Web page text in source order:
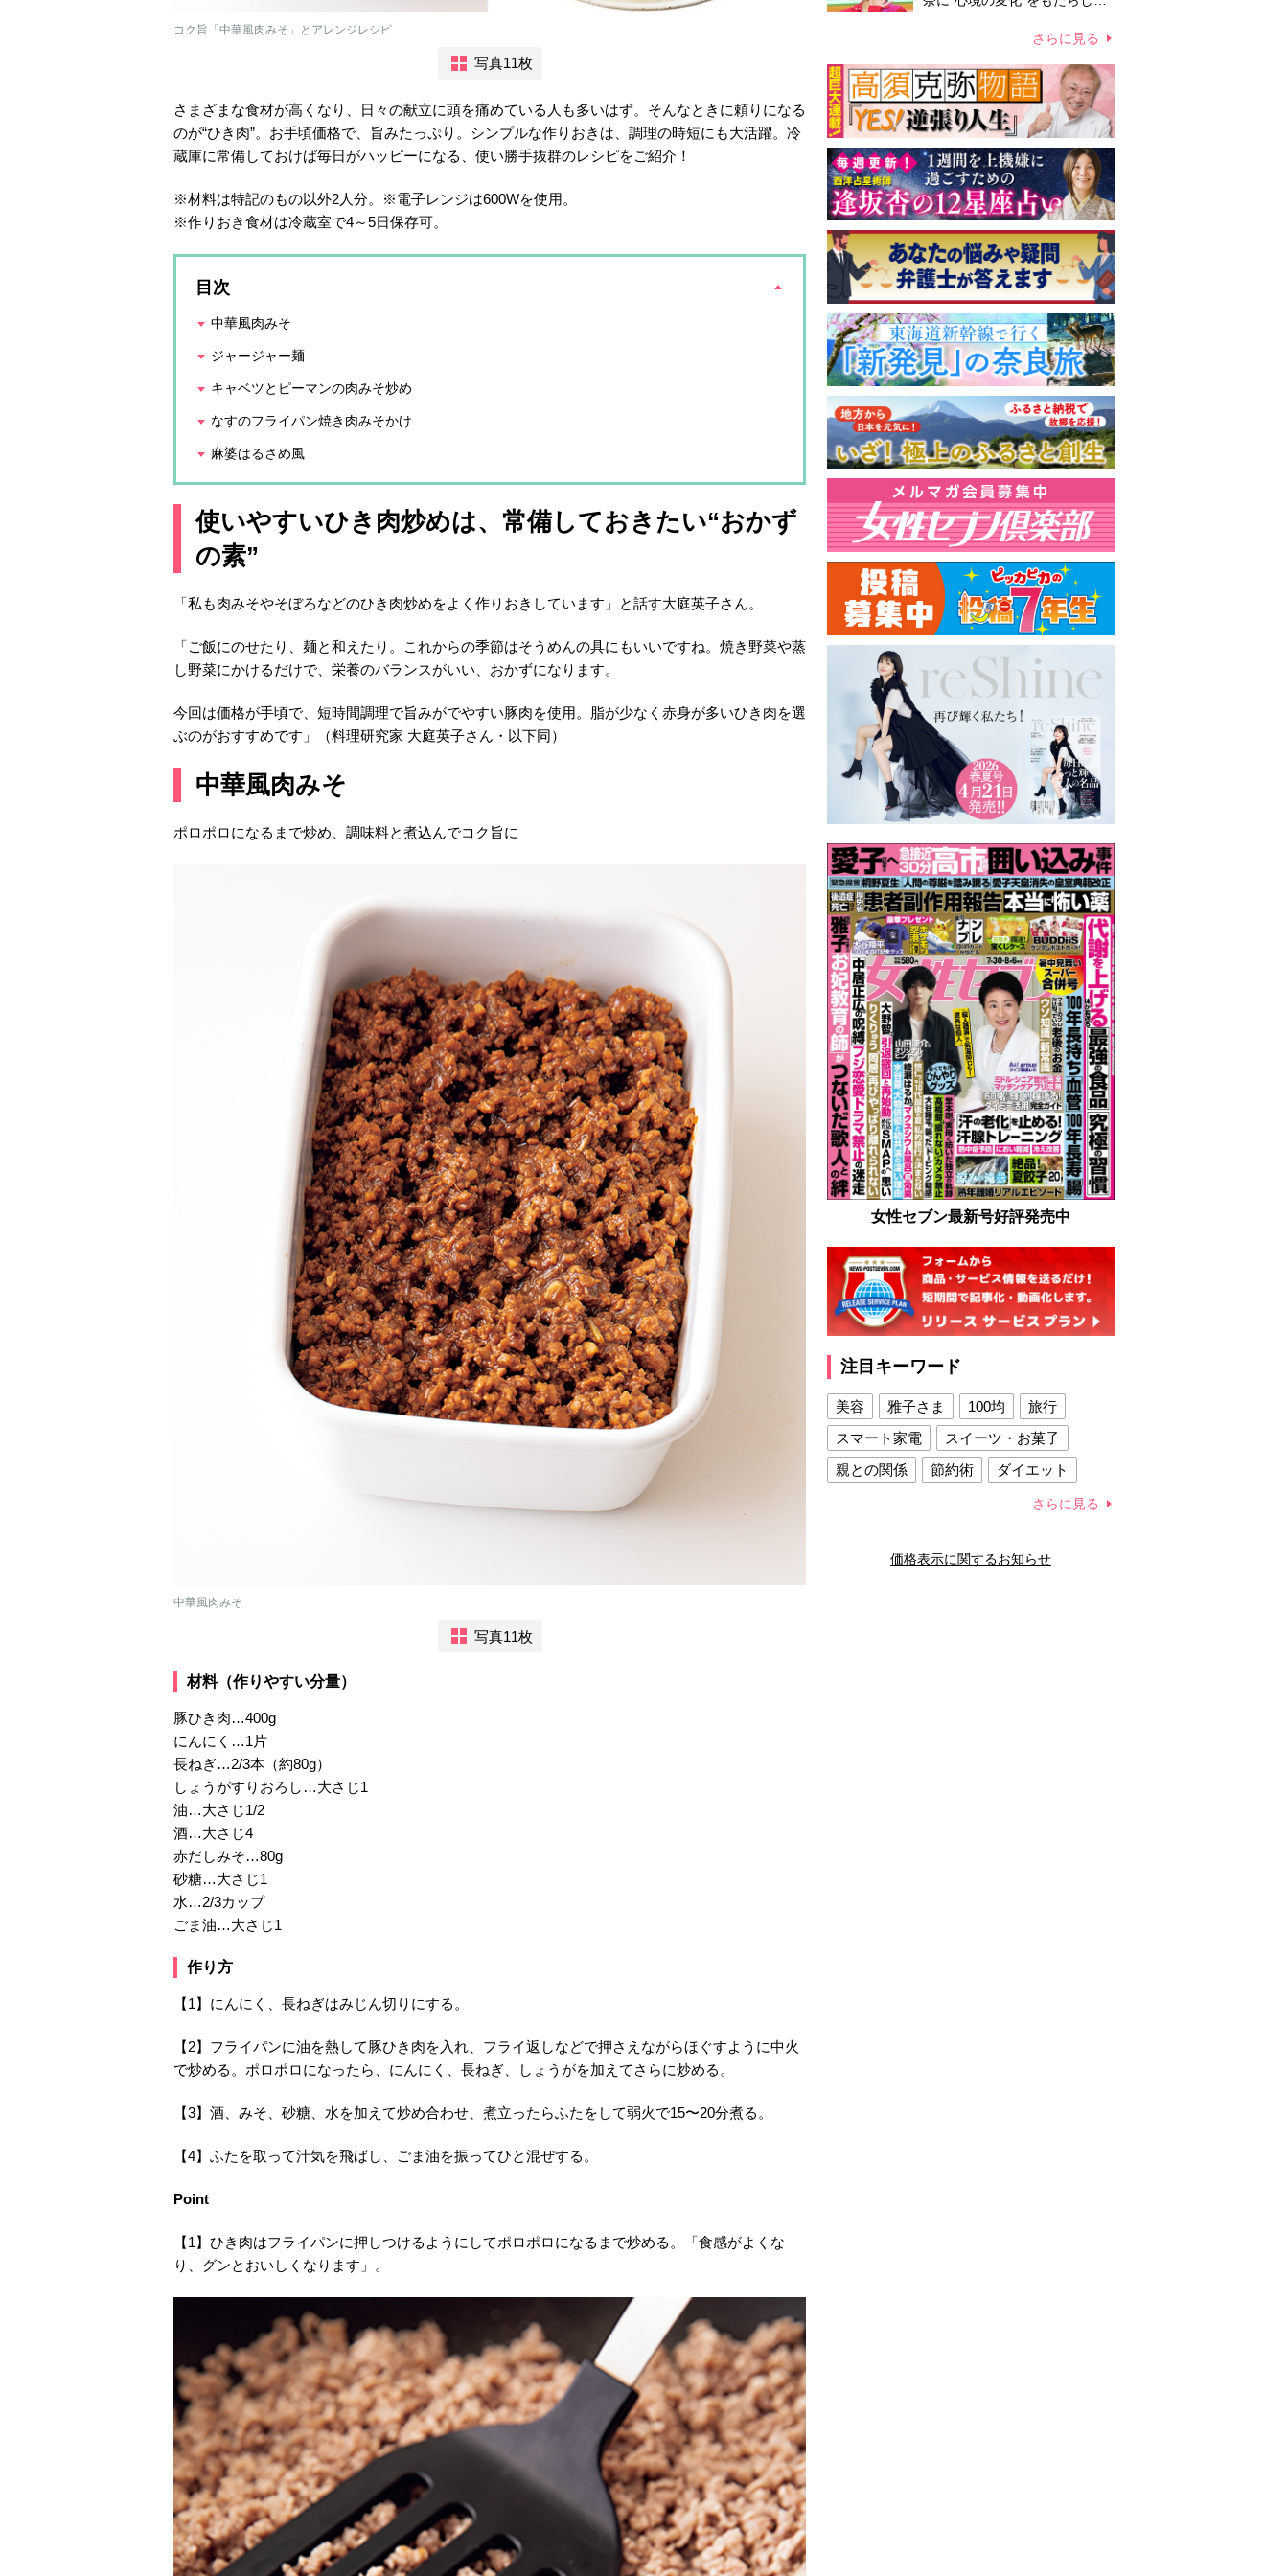
コク旨「中華風肉みそ」とアレンジレシピ
写真11枚
さまざまな食材が高くなり、日々の献立に頭を痛めている人も多いはず。そんなときに頼りになる
のが“ひき肉”。お手頃価格で、旨みたっぷり。シンプルな作りおきは、調理の時短にも大活躍。冷
蔵庫に常備しておけば毎日がハッピーになる、使い勝手抜群のレシピをご紹介！
※材料は特記のもの以外2人分。※電子レンジは600Wを使用。
※作りおき食材は冷蔵室で4～5日保存可。
目次
中華風肉みそ
ジャージャー麺
キャベツとピーマンの肉みそ炒め
なすのフライパン焼き肉みそかけ
麻婆はるさめ風
使いやすいひき肉炒めは、常備しておきたい“おかず
の素”
「私も肉みそやそぼろなどのひき肉炒めをよく作りおきしています」と話す大庭英子さん。
「ご飯にのせたり、麺と和えたり。これからの季節はそうめんの具にもいいですね。焼き野菜や蒸
し野菜にかけるだけで、栄養のバランスがいい、おかずになります。
今回は価格が手頃で、短時間調理で旨みがでやすい豚肉を使用。脂が少なく赤身が多いひき肉を選
ぶのがおすすめです」（料理研究家 大庭英子さん・以下同）
中華風肉みそ
ポロポロになるまで炒め、調味料と煮込んでコク旨に
中華風肉みそ
写真11枚
材料（作りやすい分量）
豚ひき肉…400g
にんにく…1片
長ねぎ…2/3本（約80g）
しょうがすりおろし…大さじ1
油…大さじ1/2
酒…大さじ4
赤だしみそ…80g
砂糖…大さじ1
水…2/3カップ
ごま油…大さじ1
作り方
【1】にんにく、長ねぎはみじん切りにする。
【2】フライパンに油を熱して豚ひき肉を入れ、フライ返しなどで押さえながらほぐすように中火
で炒める。ポロポロになったら、にんにく、長ねぎ、しょうがを加えてさらに炒める。
【3】酒、みそ、砂糖、水を加えて炒め合わせ、煮立ったらふたをして弱火で15〜20分煮る。
【4】ふたを取って汁気を飛ばし、ごま油を振ってひと混ぜする。
Point
【1】ひき肉はフライパンに押しつけるようにしてポロポロになるまで炒める。「食感がよくな
り、グンとおいしくなります」。
って「がんに蝕まれる母」を演
さらに見る
女性セブン最新号好評発売中
注目キーワード
美容 雅子さま 100均
旅行
スマート家電
スイーツ・お菓子
親との関係
節約術
ダイエット
夫との関係
新津春子 どか食い
さらに見る
価格表示に関するお知らせ